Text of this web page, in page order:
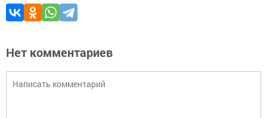
Нет комментариев